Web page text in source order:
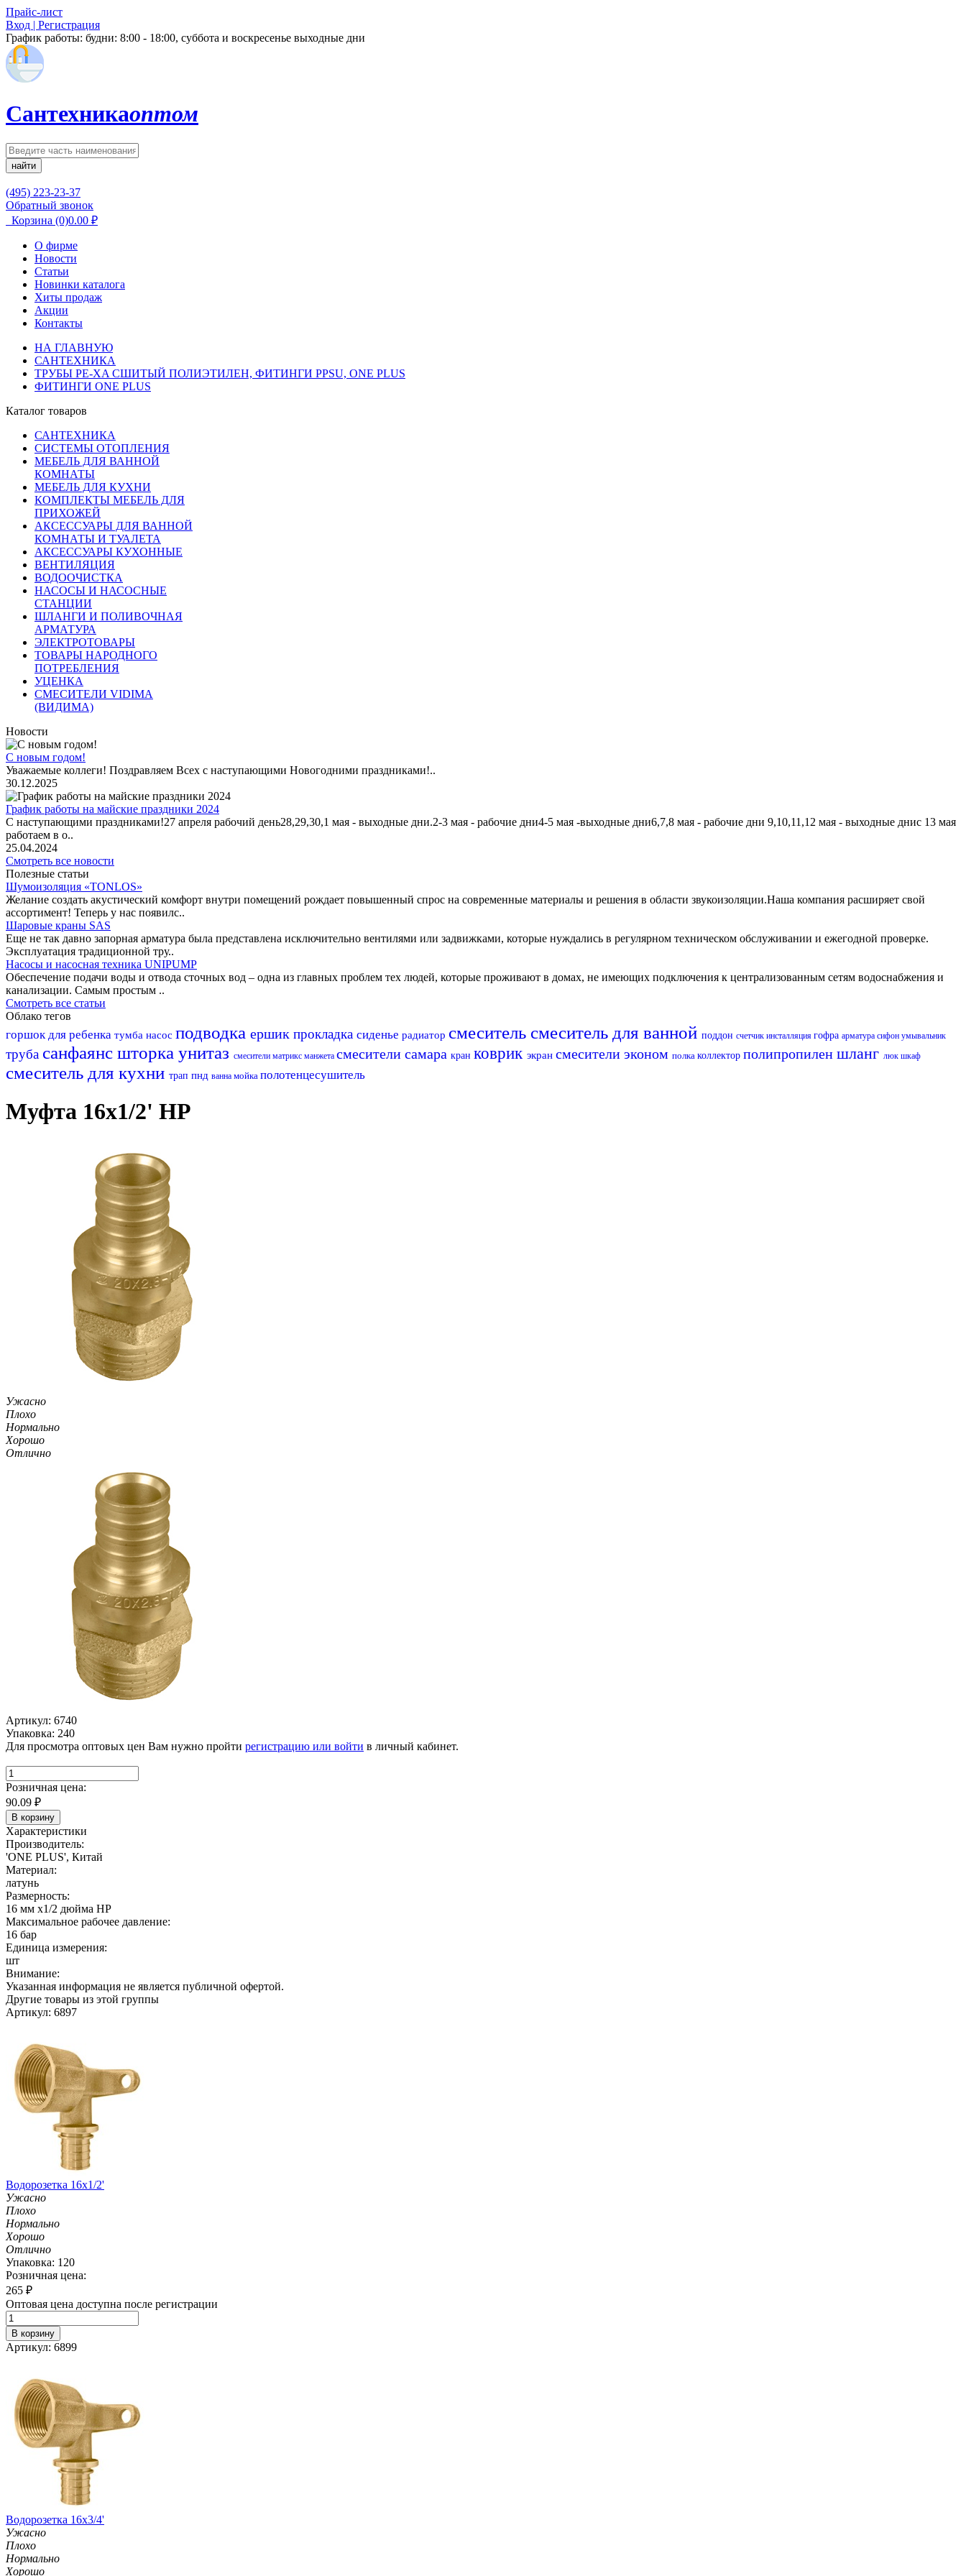
Прайс-лист
Вход | Регистрация
График работы: будни: 8:00 - 18:00, суббота и воскресенье выходные дни
Сантехникаоптом
найти
(495) 223-23-37
Обратный звонок
Корзина (0)0.00 ₽
О фирме
Новости
Статьи
Новинки каталога
Хиты продаж
Акции
Контакты
НА ГЛАВНУЮ
САНТЕХНИКА
ТРУБЫ PE-XA СШИТЫЙ ПОЛИЭТИЛЕН, ФИТИНГИ PPSU, ONE PLUS
ФИТИНГИ ONE PLUS
Каталог товаров
САНТЕХНИКА
СИСТЕМЫ ОТОПЛЕНИЯ
МЕБЕЛЬ ДЛЯ ВАННОЙ
КОМНАТЫ
МЕБЕЛЬ ДЛЯ КУХНИ
КОМПЛЕКТЫ МЕБЕЛЬ ДЛЯ
ПРИХОЖЕЙ
АКСЕССУАРЫ ДЛЯ ВАННОЙ
КОМНАТЫ И ТУАЛЕТА
АКСЕССУАРЫ КУХОННЫЕ
ВЕНТИЛЯЦИЯ
ВОДООЧИСТКА
НАСОСЫ И НАСОСНЫЕ
СТАНЦИИ
ШЛАНГИ И ПОЛИВОЧНАЯ
АРМАТУРА
ЭЛЕКТРОТОВАРЫ
ТОВАРЫ НАРОДНОГО
ПОТРЕБЛЕНИЯ
УЦЕНКА
СМЕСИТЕЛИ VIDIMA
(ВИДИМА)
Новости
С новым годом!
Уважаемые коллеги! Поздравляем Всех с наступающими Новогодними праздниками!..
30.12.2025
График работы на майские праздники 2024
С наступающими праздниками!27 апреля рабочий день28,29,30,1 мая - выходные дни.2-3 мая - рабочие дни4-5 мая -выходные дни6,7,8 мая - рабочие дни 9,10,11,12 мая - выходные днис 13 мая
работаем в о..
25.04.2024
Смотреть все новости
Полезные статьи
Шумоизоляция «TONLOS»
Желание создать акустический комфорт внутри помещений рождает повышенный спрос на современные материалы и решения в области звукоизоляции.Наша компания расширяет свой
ассортимент! Теперь у нас появилс..
Шаровые краны SAS
Еще не так давно запорная арматура была представлена исключительно вентилями или задвижками, которые нуждались в регулярном техническом обслуживании и ежегодной проверке.
Эксплуатация традиционной тру..
Насосы и насосная техника UNIPUMP
Обеспечение подачи воды и отвода сточных вод – одна из главных проблем тех людей, которые проживают в домах, не имеющих подключения к централизованным сетям водоснабжения и
канализации. Самым простым ..
Смотреть все статьи
Облако тегов
горшок для ребенка тумба насос подводка ершик прокладка сиденье радиатор смеситель смеситель для ванной поддон счетчик инсталляция гофра арматура сифон умывальник
труба санфаянс шторка унитаз смесители матрикс манжета смесители самара кран коврик экран смесители эконом полка коллектор полипропилен шланг люк шкаф
смеситель для кухни трап пнд ванна мойка полотенцесушитель
Муфта 16х1/2' НР
Ужасно
Плохо
Нормально
Хорошо
Отлично
Артикул: 6740
Упаковка: 240
Для просмотра оптовых цен Вам нужно пройти регистрацию или войти в личный кабинет.
Розничная цена:
90.09 ₽
В корзину
Характеристики
Производитель:
'ONE PLUS', Китай
Материал:
латунь
Размерность:
16 мм х1/2 дюйма НР
Максимальное рабочее давление:
16 бар
Единица измерения:
шт
Внимание:
Указанная информация не является публичной офертой.
Другие товары из этой группы
Артикул: 6897
Водорозетка 16х1/2'
Ужасно
Плохо
Нормально
Хорошо
Отлично
Упаковка: 120
Розничная цена:
265 ₽
Оптовая цена доступна после регистрации
В корзину
Артикул: 6899
Водорозетка 16х3/4'
Ужасно
Плохо
Нормально
Хорошо